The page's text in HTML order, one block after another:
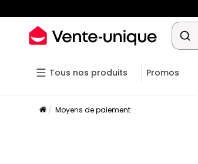
Tous nos produits Promos
Moyens de paiement